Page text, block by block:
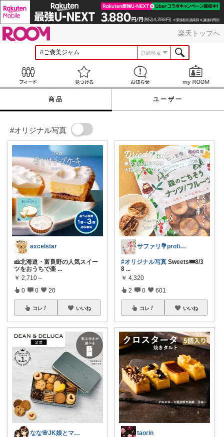
楽天トップへ
詳細検索
見つける お知らせ
商品 ユーザー
#オリジナル写真
axcelstar
🧀北海道・富良野の人気スイー
ツをおうちで楽 ...
￥ 2,710～
0 0 20
コレ いいね
なな🌸JK娘とママの好きなもの
サファリ‎💐profileにてお礼
#オリジナル写真 Sweets🎟8/3
8 ...
￥ 4,320
2 0 601
コレ いいね
taorin